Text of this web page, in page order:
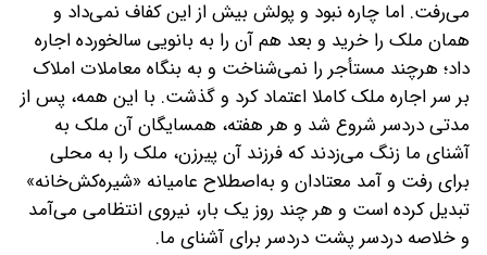
می‌رفت. اما چاره نبود و پولش بیش از این کفاف نمی‌داد و
همان ملک را خرید و بعد هم آن را به بانویی سالخورده اجاره
داد؛ هرچند مستأجر را نمی‌شناخت و به بنگاه معاملات املاک
بر سر اجاره ملک کاملا اعتماد کرد و گذشت. با این همه، پس از
مدتی دردسر شروع شد و هر هفته، همسایگان آن ملک به
آشنای ما زنگ می‌زدند که فرزند آن پیرزن، ملک را به محلی
برای رفت و آمد معتادان و به‌اصطلاح عامیانه «شیره‌کش‌خانه»
تبدیل کرده است و هر چند روز یک‌ بار، نیروی انتظامی می‌آمد
و خلاصه‌ دردسر پشت دردسر برای آشنای ما.